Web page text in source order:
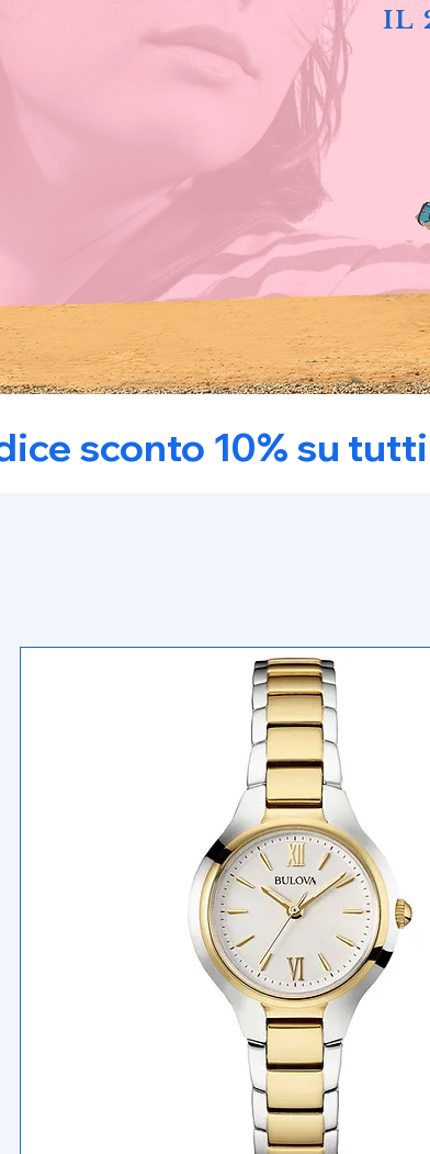
IL
sconto 10% su